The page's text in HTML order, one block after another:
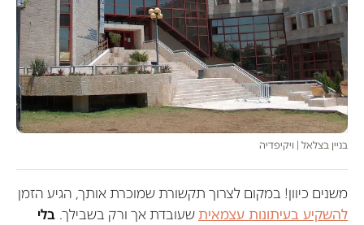
בניין בצלאל | ויקיפדיה
משנים כיוון! במקום לצרוך תקשורת שמוכרת אותך, הגיע הזמן
להשקיע בעיתונות עצמאיתשעובדת אך ורק בשבילך. בלי